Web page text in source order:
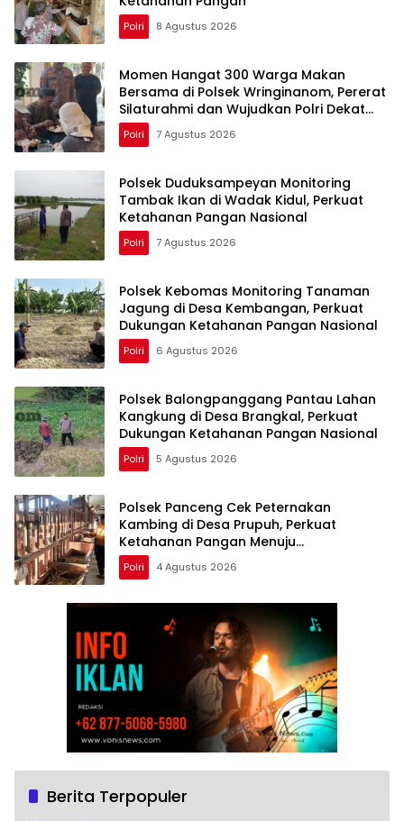
Polri 8 Agustus 2026
Momen Hangat 300 Warga Makan
Bersama di Polsek Wringinanom, Pererat
Silaturahmi dan Wujudkan Polri Dekat
dengan Masyarakat
Polri 7 Agustus 2026
Polsek Duduksampeyan Monitoring
Tambak Ikan di Wadak Kidul, Perkuat
Ketahanan Pangan Nasional
Polri 7 Agustus 2026
Polsek Kebomas Monitoring Tanaman
Jagung di Desa Kembangan, Perkuat
Dukungan Ketahanan Pangan Nasional
Polri 6 Agustus 2026
Polsek Balongpanggang Pantau Lahan
Kangkung di Desa Brangkal, Perkuat
Dukungan Ketahanan Pangan Nasional
Polri 5 Agustus 2026
Polsek Panceng Cek Peternakan
Kambing di Desa Prupuh, Perkuat
Ketahanan Pangan Menuju
Swasembada Nasional
Polri 4 Agustus 2026
Berita Terpopuler